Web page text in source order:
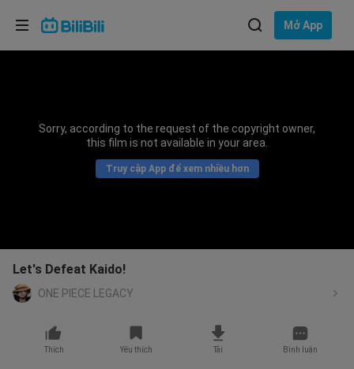
Mở App
Sorry, according to the request of the copyright owner,
this film is not available in your area.
Truy cập App để xem nhiều hơn
Let's Defeat Kaido!
ONE PIECE LEGACY
Thích Yêu thích Tải Bình luận
Lựa chọn ngôn ngữ
Bahasa Indonesia